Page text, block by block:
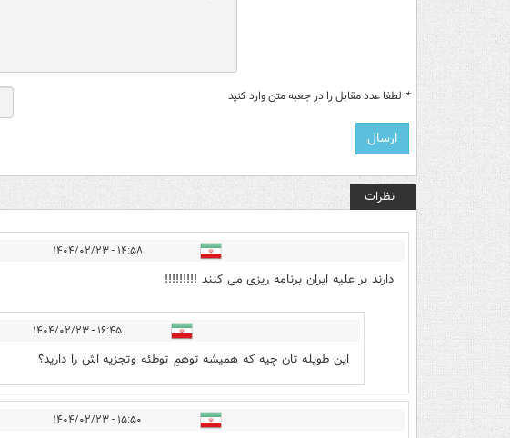
* لطفا عدد مقابل را در جعبه متن وارد کنید
نظرات
۱۴:۵۸ - ۱۴۰۴/۰۲/۲۳
دارند بر علیه ایران برنامه ریزی می کنند !!!!!!!!!
۱۶:۴۵ - ۱۴۰۴/۰۲/۲۳
این طویله تان چیه که همیشه توهمِ توطئه وتجزیه اش را دارید؟
۱۵:۵۰ - ۱۴۰۴/۰۲/۲۳